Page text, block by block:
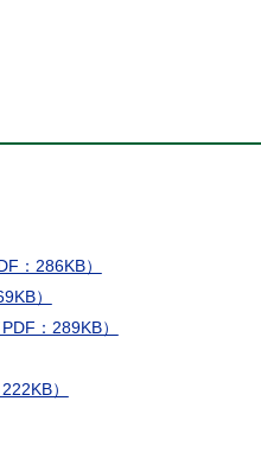
：286KB）
）
：289KB）
）